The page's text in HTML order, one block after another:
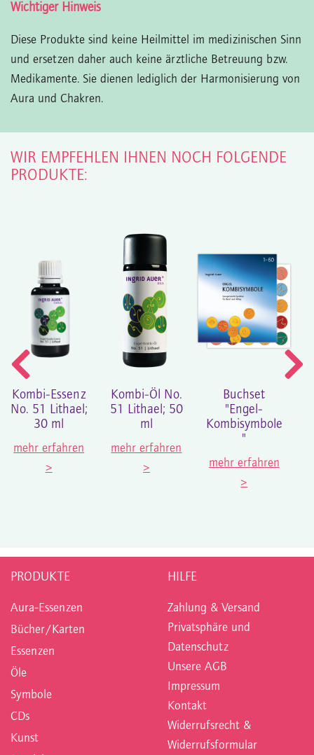
Wichtiger Hinweis
Diese Produkte sind keine Heilmittel im medizinischen Sinn
und ersetzen daher auch keine ärztliche Betreuung bzw.
Medikamente. Sie dienen lediglich der Harmonisierung von
Aura und Chakren.
WIR EMPFEHLEN IHNEN NOCH FOLGENDE
PRODUKTE:
Kombi-Essenz
No. 51 Lithael;
30 ml
mehr erfahren
>
Kombi-Öl No.
51 Lithael; 50
ml
mehr erfahren
>
Buchset
"Engel-
Kombisymbole
"
mehr erfahren
>
PRODUKTE
Aura-Essenzen
Bücher/Karten
Essenzen
Öle
Symbole
CDs
Kunst
HILFE
Zahlung & Versand
Privatsphäre und
Datenschutz
Unsere AGB
Impressum
Kontakt
Widerrufsrecht &
Widerrufsformular